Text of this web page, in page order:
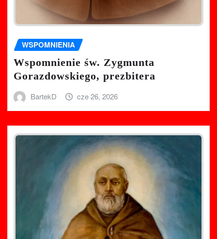
WSPOMNIENIA
Wspomnienie św. Zygmunta
Gorazdowskiego, prezbitera
BartekD cze 26, 2026